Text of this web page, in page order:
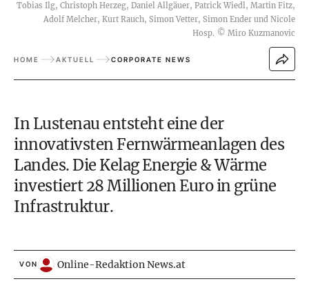
Tobias Ilg, Christoph Herzeg, Daniel Allgäuer, Patrick Wiedl, Martin Fitz,
Adolf Melcher, Kurt Rauch, Simon Vetter, Simon Ender und Nicole
Hosp. © Miro Kuzmanovic
HOME AKTUELL CORPORATE NEWS
In Lustenau entsteht eine der
innovativsten Fernwärmeanlagen des
Landes. Die Kelag Energie & Wärme
investiert 28 Millionen Euro in grüne
Infrastruktur.
VON Online-Redaktion News.at